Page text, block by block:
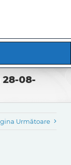
08-
Următoare